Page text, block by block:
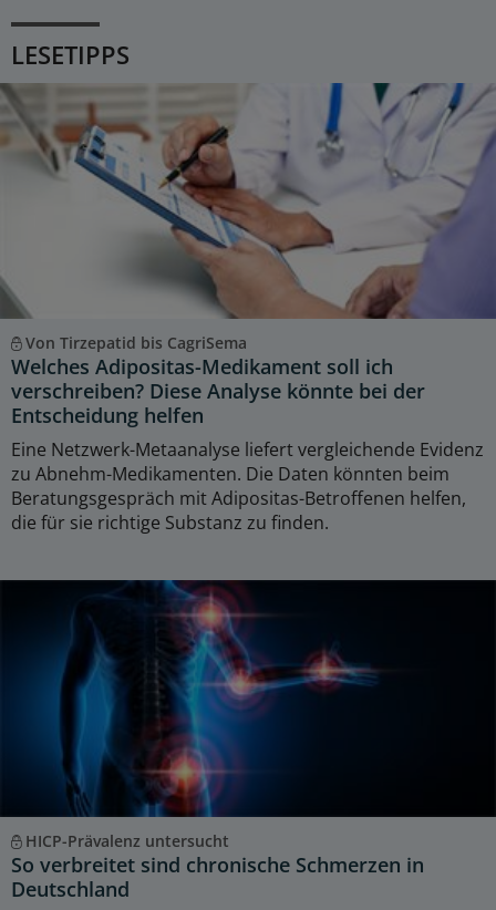
LESETIPPS
Von Tirzepatid bis CagriSema
Welches Adipositas-Medikament soll ich
verschreiben? Diese Analyse könnte bei der
Entscheidung helfen
Eine Netzwerk-Metaanalyse liefert vergleichende Evidenz
zu Abnehm-Medikamenten. Die Daten könnten beim
Beratungsgespräch mit Adipositas-Betroffenen helfen,
die für sie richtige Substanz zu finden.
HICP-Prävalenz untersucht
So verbreitet sind chronische Schmerzen in
Deutschland